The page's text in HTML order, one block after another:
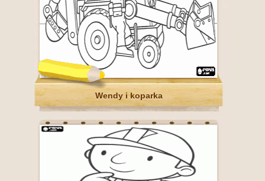
Wendy i koparka